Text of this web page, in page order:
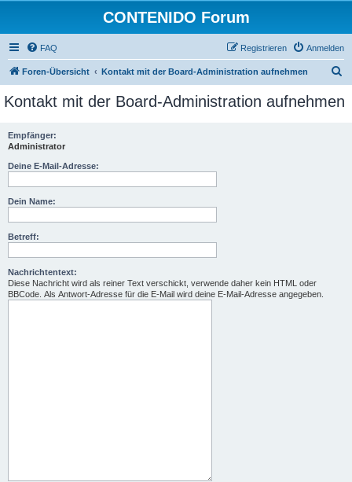
CONTENIDO Forum
FAQ Anmelden
Registrieren
Foren-Übersicht Kontakt mit der Board-Administration aufnehmen
c
Kontakt mit der Board-Administration aufnehmen
Empfänger:
Administrator
Deine E-Mail-Adresse:
Dein Name:
Betreff:
Nachrichtentext:
Diese Nachricht wird als reiner Text verschickt, verwende daher kein HTML oder
BBCode. Als Antwort-Adresse für die E-Mail wird deine E-Mail-Adresse angegeben.